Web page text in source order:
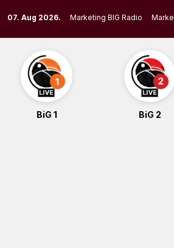
to
content
07. Aug 2026. Marketing BIG Radio
BiG 1 BiG 2